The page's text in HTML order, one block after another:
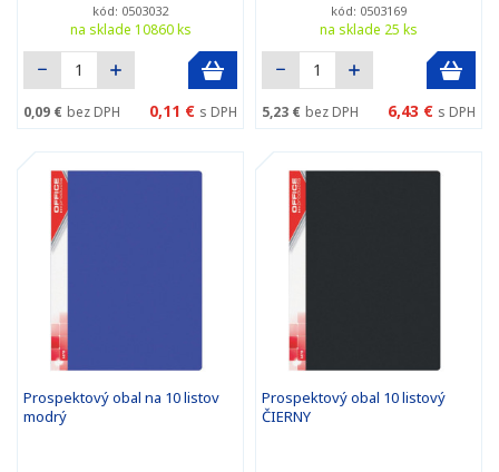
kód: 0503032
na sklade 10860 ks
0,09 € bez DPH 0,11 € s DPH
kód: 0503169
na sklade 25 ks
5,23 € bez DPH 6,43 € s DPH
Prospektový obal na 10 listov
modrý
Prospektový obal 10 listový
ČIERNY